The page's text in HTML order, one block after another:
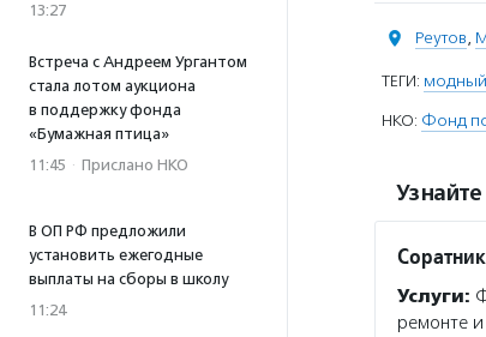
13:27
Встреча с Андреем Ургантом
стала лотом аукциона
в поддержку фонда
«Бумажная птица»
11:45 · Прислано НКО
В ОП РФ предложили
установить ежегодные
выплаты на сборы в школу
11:24
Реутов,
ТЕГИ:
НКО: Фонд
Услуги:
ремонте